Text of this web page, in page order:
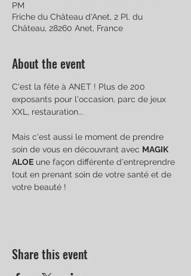
PM
Friche du Château d'Anet, 2 Pl. du
Château, 28260 Anet, France
About the event
C'est la fête à ANET ! Plus de 200
exposants pour l'occasion, parc de jeux
XXL, restauration...
Mais c'est aussi le moment de prendre
soin de vous en découvrant avec MAGIK
ALOE une façon différente d'entreprendre
tout en prenant soin de votre santé et de
votre beauté !
Share this event